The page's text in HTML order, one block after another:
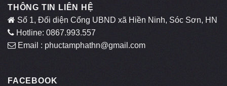
THÔNG TIN LIÊN HỆ
Số 1, Đối diện Cổng UBND xã Hiền Ninh, Sóc Sơn, HN
Hotline: 0867.993.557
Email : phuctamphathn@gmail.com
FACEBOOK